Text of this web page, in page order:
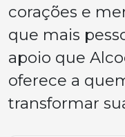
corações e
que mais
apoio que
oferece a
transformar